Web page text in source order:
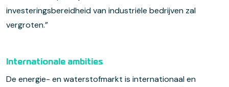
investeringsbereidheid van industriële bedrijven zal
vergroten.”
Internationale ambities
De energie- en waterstofmarkt is internationaal en